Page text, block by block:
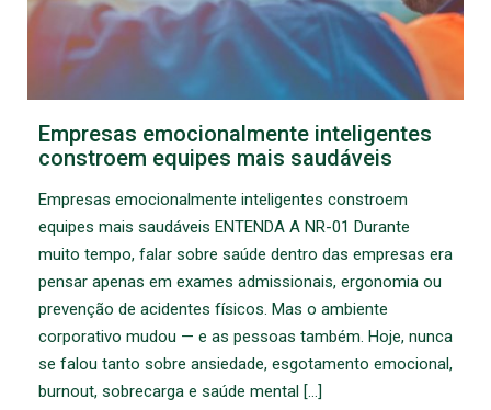
Empresas emocionalmente inteligentes
constroem equipes mais saudáveis
Empresas emocionalmente inteligentes constroem
equipes mais saudáveis ENTENDA A NR-01 Durante
muito tempo, falar sobre saúde dentro das empresas era
pensar apenas em exames admissionais, ergonomia ou
prevenção de acidentes físicos. Mas o ambiente
corporativo mudou — e as pessoas também. Hoje, nunca
se falou tanto sobre ansiedade, esgotamento emocional,
burnout, sobrecarga e saúde mental […]